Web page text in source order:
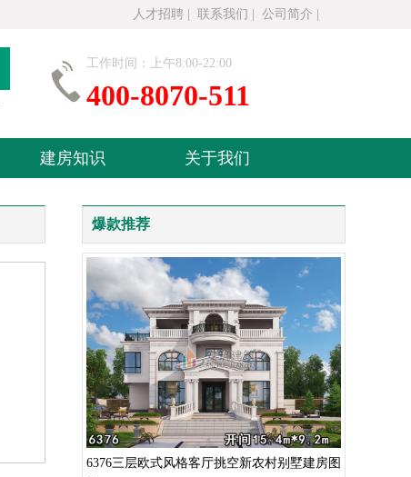
人才招聘 联系我们 公司简介
工作时间：上午8:00-22:00
400-8070-511
建房知识 关于我们
爆款推荐
6376三层欧式风格客厅挑空新农村别墅建房图